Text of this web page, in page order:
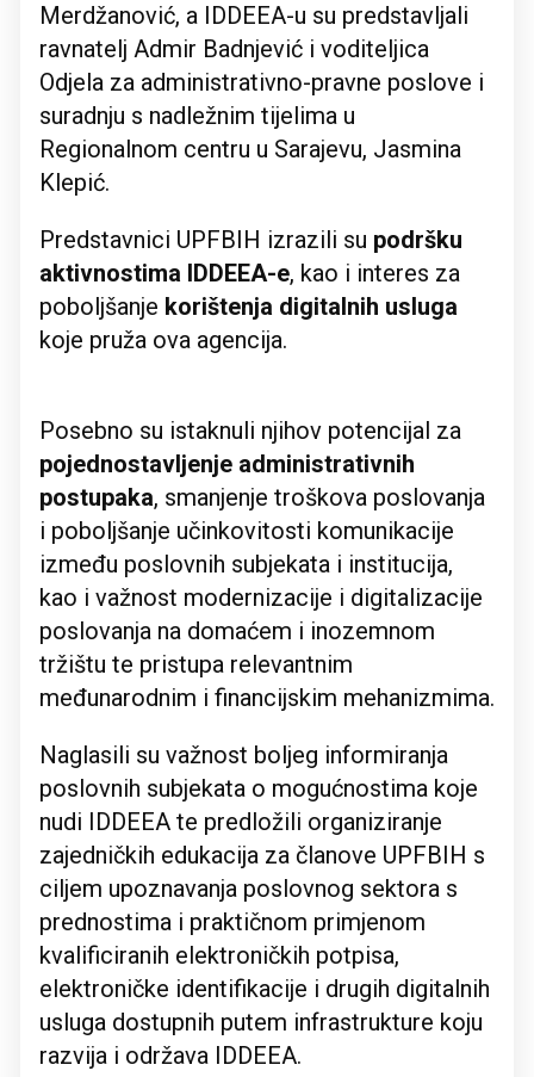
Merdžanović, a IDDEEA-u su predstavljali
ravnatelj Admir Badnjević i voditeljica
Odjela za administrativno-pravne poslove i
suradnju s nadležnim tijelima u
Regionalnom centru u Sarajevu, Jasmina
Klepić.
Predstavnici UPFBIH izrazili su podršku
aktivnostima IDDEEA-e, kao i interes za
poboljšanje korištenja digitalnih usluga
koje pruža ova agencija.
Posebno su istaknuli njihov potencijal za
pojednostavljenje administrativnih
postupaka, smanjenje troškova poslovanja
i poboljšanje učinkovitosti komunikacije
između poslovnih subjekata i institucija,
kao i važnost modernizacije i digitalizacije
poslovanja na domaćem i inozemnom
tržištu te pristupa relevantnim
međunarodnim i financijskim mehanizmima.
Naglasili su važnost boljeg informiranja
poslovnih subjekata o mogućnostima koje
nudi IDDEEA te predložili organiziranje
zajedničkih edukacija za članove UPFBIH s
ciljem upoznavanja poslovnog sektora s
prednostima i praktičnom primjenom
kvalificiranih elektroničkih potpisa,
elektroničke identifikacije i drugih digitalnih
usluga dostupnih putem infrastrukture koju
razvija i održava IDDEEA.